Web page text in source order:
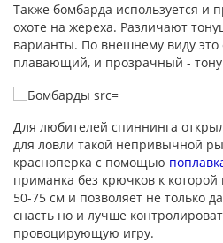
Также бомбарда используется и
охоте на жереха. Различают
варианты. По внешнему виду
плавающий, и прозрачный -
Для любителей спиннинга
для ловли такой непривычной
красноперка с помощью
приманка без крючков к которой
50-75 см и позволяет не только
снасть но и лучше
провоцирующую игру.